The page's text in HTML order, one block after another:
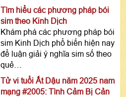
Tìm hiểu các phương pháp bói
sim theo Kinh Dịch
Khám phá các phương pháp bói
sim Kinh Dịch phổ biến hiện nay
để luận giải ý nghĩa sim số theo
quẻ…
Tử vi tuổi Ất Dậu năm 2025 nam
mạng #2005: Tình Cảm Bị Cản